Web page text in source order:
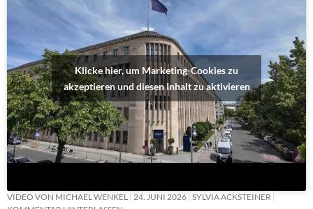
Klicke hier, um Marketing-Cookies zu
akzeptieren und diesen Inhalt zu aktivieren
VIDEO VON MICHAEL WENKEL 24. JUNI 2026 SYLVIA ACKSTEINER